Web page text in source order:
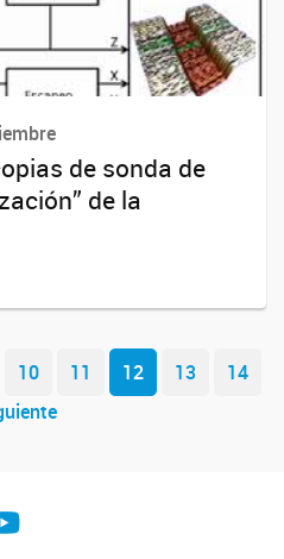
de sonda de
de la
10 11 12 13
14